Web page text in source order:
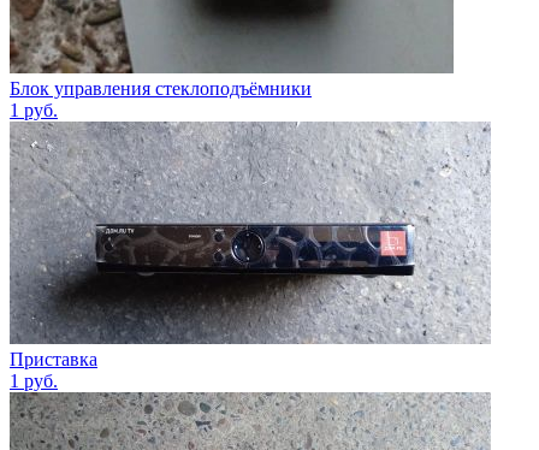
Блок управления стеклоподъёмники
1 руб.
Приставка
1 руб.